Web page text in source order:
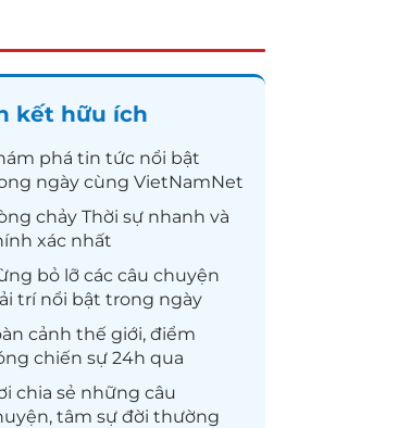
kết hữu ích
phá tin tức nổi bật
ngày cùng VietNamNet
chảy Thời sự nhanh và
xác nhất
bỏ lỡ các câu chuyện
trínổi bật trong ngày
cảnh thế giới, điểm
chiến sự 24h qua
chia sẻ những câu
tâm sự đời thường